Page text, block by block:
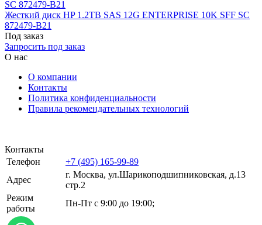
Жесткий диск HP 1.2TB SAS 12G ENTERPRISE 10K SFF SC
872479-B21
Под заказ
Запросить под заказ
О нас
О компании
Контакты
Политика конфиденциальности
Правила рекомендательных технологий
Контакты
Телефон
+7 (495) 165-99-89
Адрес
г. Москва, ул.​​Шарикоподшипниковская, д.13
стр.2
Режим
работы
Пн-Пт с 9:00 до 19:00;